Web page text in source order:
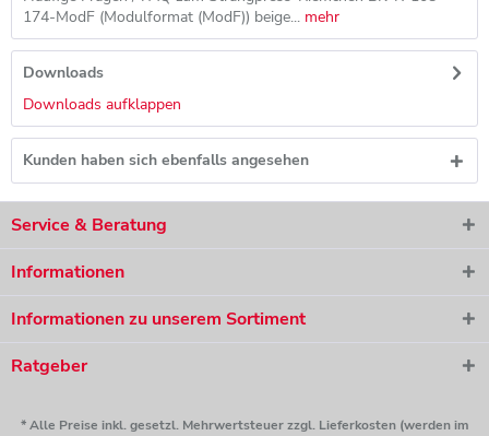
174-ModF (Modulformat (ModF)) beige... mehr
Downloads
Downloads aufklappen
Kunden haben sich ebenfalls angesehen
Service & Beratung
Informationen
Informationen zu unserem Sortiment
Ratgeber
* Alle Preise inkl. gesetzl. Mehrwertsteuer zzgl. Lieferkosten (werden im